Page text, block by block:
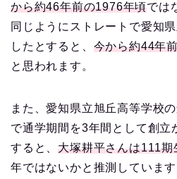
から約46年前の1976年頃では
同じようにストレートで愛知
したとすると、 今から約44年
と思われます。
また、愛知県立旭丘高等学校
で通学期間を3年間として創立
すると、大塚耕平さんは111期
年ではないかと推測しています